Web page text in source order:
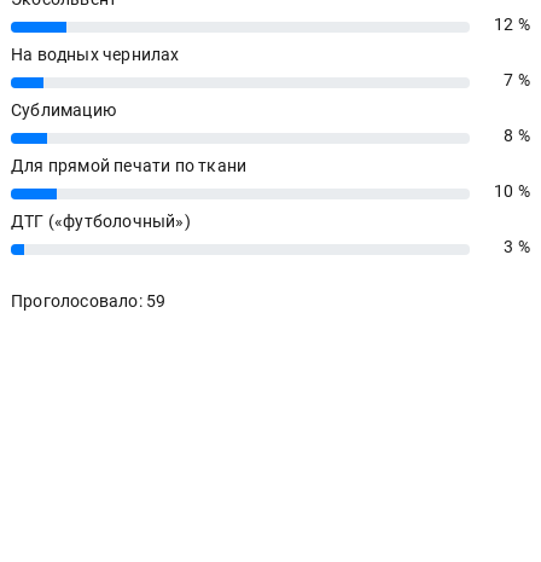
12%
12 %
На водных чернилах
7%
7 %
Сублимацию
8%
8 %
Для прямой печати по ткани
10%
10 %
ДТГ («футболочный»)
3% 3 %
Проголосовало: 59